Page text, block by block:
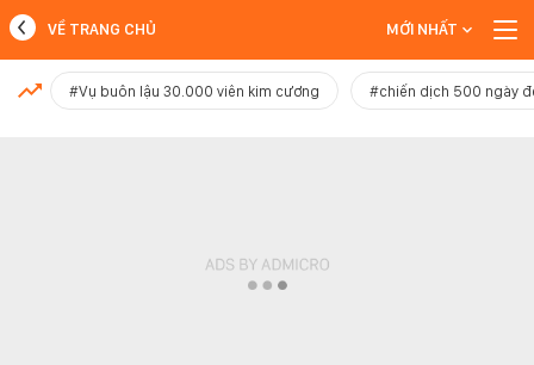
MỚI NHẤT
VỀ TRANG CHỦ MỚI NHẤT
#Vụ buôn lậu 30.000 viên kim cương #chiến dịch 500 ngày